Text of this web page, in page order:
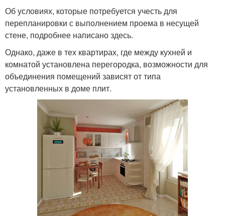
Об условиях, которые потребуется учесть для
перепланировки с выполнением проема в несущей
стене, подробнее написано здесь.
Однако, даже в тех квартирах, где между кухней и
комнатой установлена перегородка, возможности для
объединения помещений зависят от типа
установленных в доме плит.